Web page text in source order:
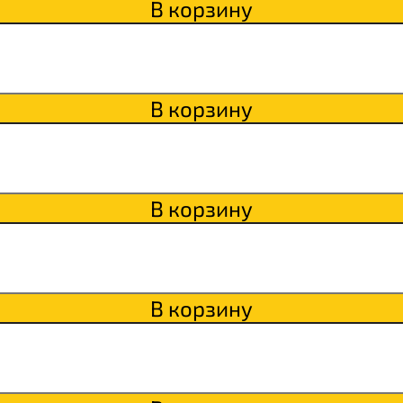
В корзину
В корзину
В корзину
В корзину